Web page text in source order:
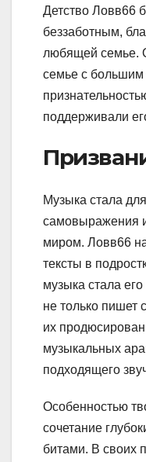
Детство Ловв66
беззаботным,
любящей семье.
семье с
поддерживали
Музыка стала
самовыражения
миром. Ловв66
тексты в
музыка стала
не только пишет
их
музыкальных
подходящего
Особенностью
сочетание
битами. В своих